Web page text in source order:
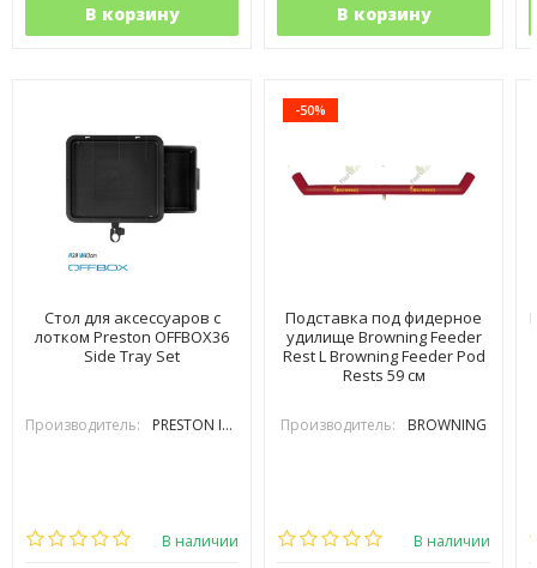
В корзину В корзину
Стол для аксессуаров с
лотком Preston OFFBOX36
Side Tray Set
Производитель: PRESTON INOVATIONS
В наличии
-50%
Подставка под фидерное
удилище Browning Feeder
Rest L Browning Feeder Pod
Rests 59 см
Производитель: BROWNING
В наличии